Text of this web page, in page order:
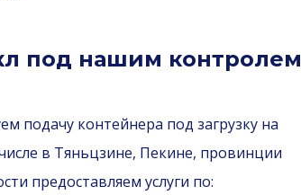
под нашим контролем
подачу контейнера под загрузку на
в Тяньцзине, Пекине, провинции
предоставляем услуги по: